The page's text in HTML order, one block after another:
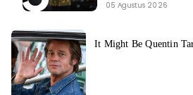
05 Agustus 2026